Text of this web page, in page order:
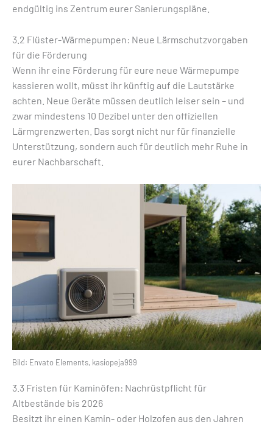
endgültig ins Zentrum eurer Sanierungspläne.
3.2 Flüster-Wärmepumpen: Neue Lärmschutzvorgaben
für die Förderung
Wenn ihr eine Förderung für eure neue Wärmepumpe
kassieren wollt, müsst ihr künftig auf die Lautstärke
achten. Neue Geräte müssen deutlich leiser sein – und
zwar mindestens 10 Dezibel unter den offiziellen
Lärmgrenzwerten. Das sorgt nicht nur für finanzielle
Unterstützung, sondern auch für deutlich mehr Ruhe in
eurer Nachbarschaft.
Bild: Envato Elements, kasiopeja999
3.3 Fristen für Kaminöfen: Nachrüstpflicht für
Altbestände bis 2026
Besitzt ihr einen Kamin- oder Holzofen aus den Jahren